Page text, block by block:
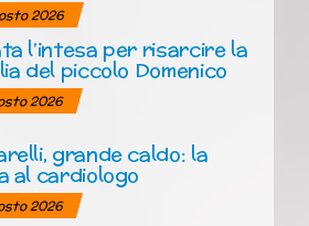
2026
l’intesa per risarcire la
del piccolo Domenico
2026
grande caldo: la
al cardiologo
2026